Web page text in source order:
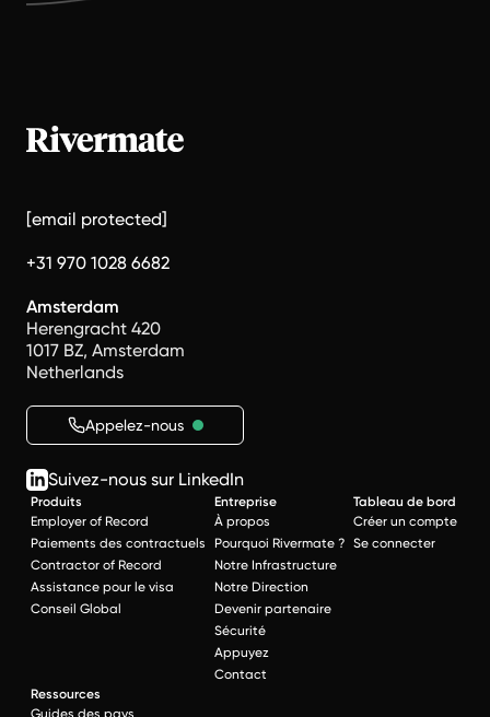
[email protected]
+31 970 1028 6682
Amsterdam
Herengracht 420
1017 BZ, Amsterdam
Netherlands
Appelez-nous
Suivez-nous sur LinkedIn
Produits
Employer of Record
Paiements des contractuels
Contractor of Record
Assistance pour le visa
Conseil Global
Entreprise
À propos
Pourquoi Rivermate ?
Notre Infrastructure
Notre Direction
Devenir partenaire
Sécurité
Appuyez
Contact
Tableau de bord
Créer un compte
Se connecter
Ressources
Guides des pays